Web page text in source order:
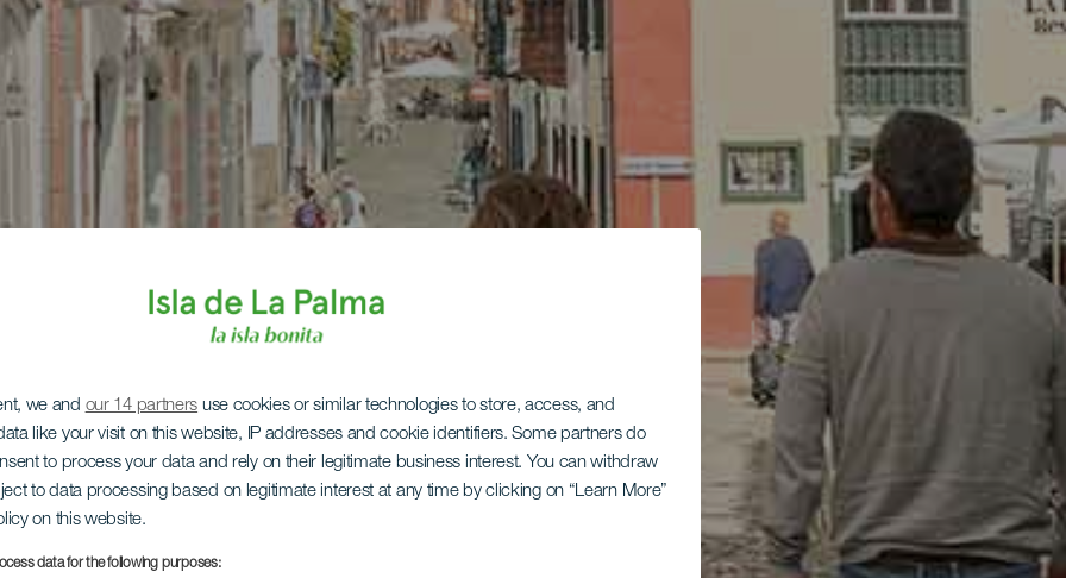
we and our 14 partners use cookies or similar technologies to store, access, and
like your visit on this website, IP addresses and cookie identifiers. Some partners do
to process your data and rely on their legitimate business interest. You can withdraw
to data processing based on legitimate interest at any time by clicking on “Learn More”
on this website.
data for the following purposes: